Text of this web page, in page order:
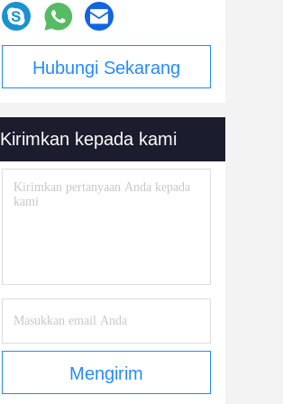
Hubungi Sekarang
Kirimkan kepada kami
Mengirim